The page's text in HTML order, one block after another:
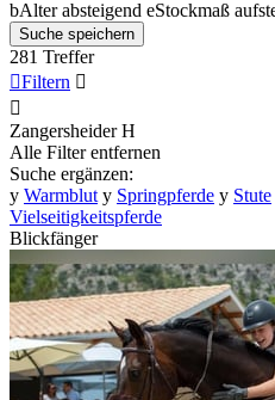
bAlter absteigend eStockmaß
Suche speichern
281 Treffer
Filtern 

Zangersheider H
Alle Filter entfernen
Suche ergänzen:
y Warmblut y Springpferde y Stute
Vielseitigkeitspferde
Blickfänger